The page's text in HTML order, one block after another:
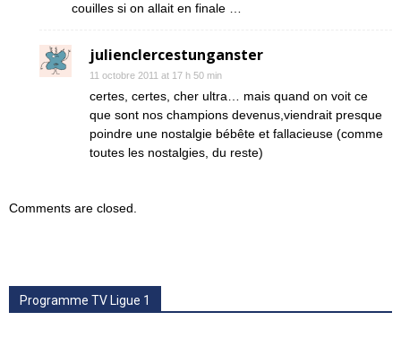
couilles si on allait en finale …
julienclercestunganster
11 octobre 2011 at 17 h 50 min
certes, certes, cher ultra… mais quand on voit ce
que sont nos champions devenus,viendrait presque
poindre une nostalgie bébête et fallacieuse (comme
toutes les nostalgies, du reste)
Comments are closed.
Programme TV Ligue 1